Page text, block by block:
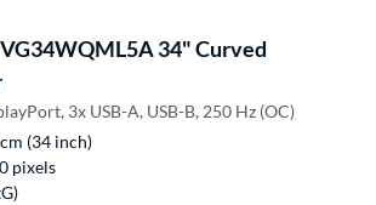
34" Curved
3x USB-A, USB-B, 250 Hz (OC)
(34 inch)
pixels